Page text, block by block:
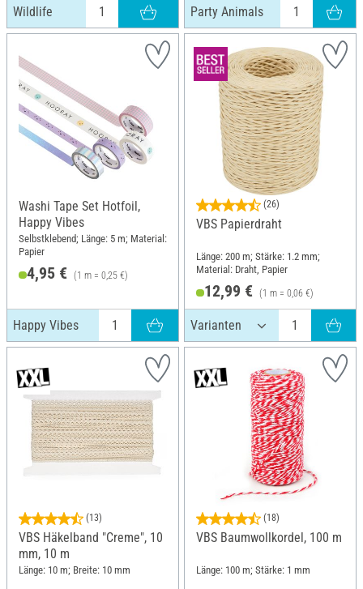
Wildlife Party Animals
Washi Tape Set Hotfoil,
Happy Vibes
Selbstklebend; Länge: 5 m; Material:
Papier
4,95 € (1 m = 0,25 €)
Happy Vibes
(26)
VBS Papierdraht
Länge: 200 m; Stärke: 1.2 mm;
Material: Draht, Papier
12,99 € (1 m = 0,06 €)
(13)
VBS Häkelband "Creme", 10
mm, 10 m
Länge: 10 m; Breite: 10 mm
(18)
VBS Baumwollkordel, 100 m
Länge: 100 m; Stärke: 1 mm